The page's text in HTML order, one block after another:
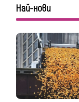
Най-нови